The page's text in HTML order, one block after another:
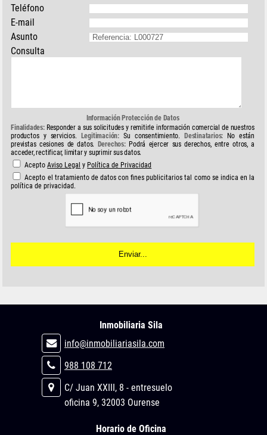
Teléfono
E-mail
Asunto
Consulta
Información Protección de Datos
Finalidades:Responder a sus solicitudes y remitirle información comercial de nuestros
productos y servicios.
Legitimación: Su consentimiento. Destinatarios: No están
previstas cesiones de datos.
Derechos:Podrá ejercer sus derechos, entre otros, a
acceder, rectificar, limitar y suprimir sus datos.
AceptoAviso Legal y Política de Privacidad
Acepto el tratamiento de datos con fines publicitarios tal como se indica en la
política de privacidad.
Inmobiliaria Sila
info@inmobiliariasila.com
988 108 712
C/ Juan XXIII, 8 - entresuelo
oficina 9, 32003 Ourense
Horario de Oficina